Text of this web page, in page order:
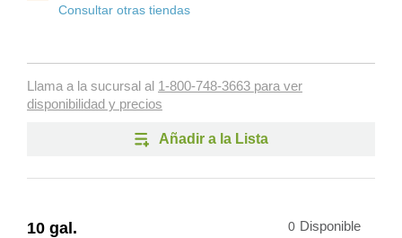
Consultar otras tiendas
Llama a la sucursal al 1-800-748-3663 para ver
disponibilidad y precios
Añadir a la Lista
10 gal. 0 Disponible